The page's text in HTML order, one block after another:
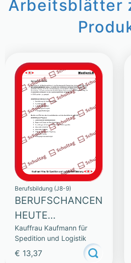
Arbeitsblätter
Berufsbildung (J8-9)
BERUFSCHANCEN
HEUTE
(SAMMLUNG)
Kauffrau Kaufmann für
Spedition und Logistik
€ 13,37